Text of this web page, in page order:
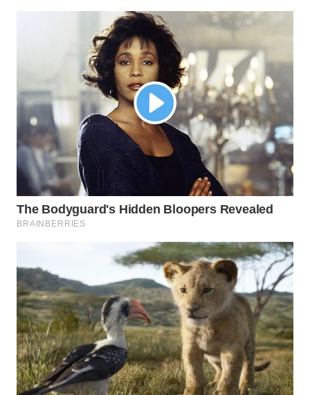
WN
NATUNA
WN
BINTAN
WN
MANDALIKA
LIKUPANG
WN
LABUANBAJO
WN
BORNEO